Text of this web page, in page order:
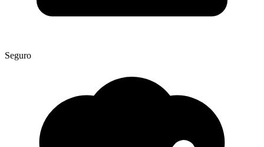
Seguro